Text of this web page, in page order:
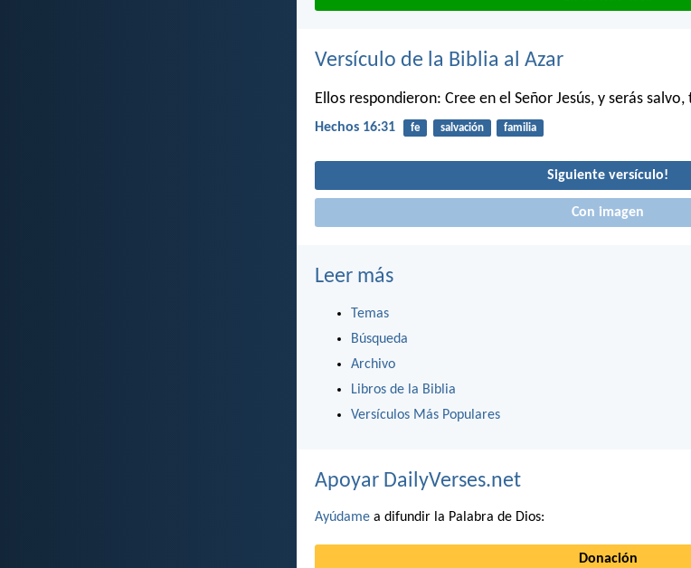
Versículo de la Biblia al Azar
Ellos respondieron: Cree en el Señor Jesús, y serás
Hechos 16:31 fe salvación familia
Siguiente versículo!
Con imagen
Leer más
Temas
Búsqueda
Archivo
Libros de la Biblia
Versículos Más Populares
Apoyar DailyVerses.net
Ayúdame a difundir la Palabra de Dios:
Donación